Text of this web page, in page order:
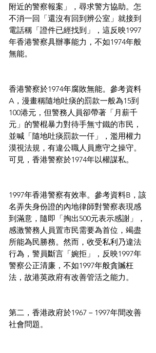
附近的警察報案」，尋求警方協助。怎
不消一回「還沒有回到辨公室」就接到
電話稱「證件已經找到」，這反映1997
年香港警察具辦事能力，不如1974年般
無能。
香港警察於1974年腐敗無能。參考資料
A，漫畫稱隨地吐痰的罰款一般為15到
100港元，但警務人員卻帶著「月薪千
元」的警棍暴力對待手無寸鐵的市民，
並喊「隨地吐痰罰款一仟」，濫用權力
漠視法規，有違公職人員應守之操守。
可見，香港警察於1974年以權謀私。
1997年香港警察有效率。參考資料B，該
名弄失身份證的內地律師對警察表現感
到滿意，隨即「掏出500元表示感謝」，
感激警務人員置市民需要為首位，竭盡
所能為民勝務。然而，收受私利乃違法
行為，警員斷言「婉拒」，反映1997年
警察公正清廉，不如1997年般貪贓枉
法，故港英政府有改善管活之能力。
第二，香港政府於1967－1997年間改善
社會問題。